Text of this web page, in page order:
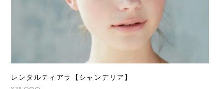
レンタルティアラ【シャンデリア】